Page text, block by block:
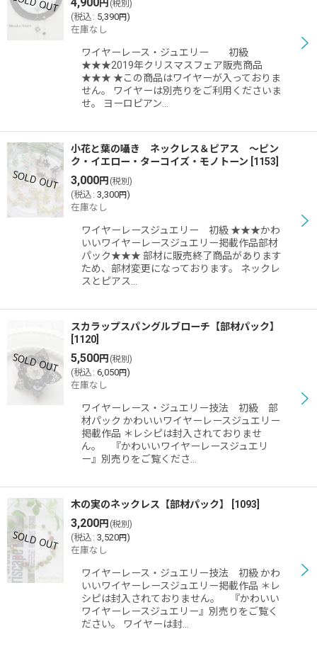
円 (税別)
(税込 : 5,390円)
在庫なし
ワイヤーレース・ジュエリー 初級
★★★2019年クリスマスフェア販売商品
★★★ ★この商品はワイヤーが入っておりま
せん。 ワイヤーは別売りをご利用くださいま
せ。 ヨーロピアン…
小花と葉の囁き ネックレス＆ピアス 〜ピン
ク・イエロー・ターコイズ・モノトーン 1153
3,000円 (税別)
(税込 : 3,300円)
在庫なし
ワイヤーレースジュエリー 初級 ★★★かわ
いいワイヤーレースジュエリー掲載作品部材
パック★★★ 部材に販売終了商品があります
ため、部材変更になっております。 ネックレ
スとピアス…
スカラップスパングルブローチ【部材パック】
1120
5,500円 (税別)
(税込 : 6,050円)
在庫なし
ワイヤーレース・ジュエリー技法 初級 部
材パック かわいいワイヤーレースジュエリー
掲載作品 ＊レシピは封入されておりませ
ん。 『かわいいワイヤーレースジュエリ
ー』別売りをご覧くださ…
木の実のネックレス【部材パック】 1093
3,200円 (税別)
(税込 : 3,520円)
在庫なし
ワイヤーレース・ジュエリー技法 初級 かわ
いいワイヤーレースジュエリー掲載作品 ＊レ
シピは封入されておりません。 『かわいい
ワイヤーレースジュエリー』別売りをご覧く
ださい。 ワイヤーは封…